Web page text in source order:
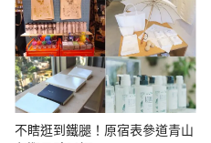
不瞎逛到鐵腿！原宿表參道青山